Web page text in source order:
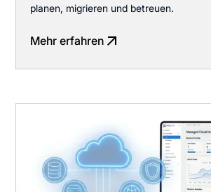
planen, migrieren und betreuen.
Mehr erfahren